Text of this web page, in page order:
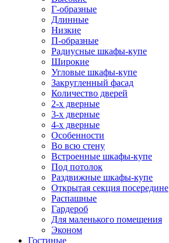
Г-образные
Длинные
Низкие
П-образные
Радиусные шкафы-купе
Широкие
Угловые шкафы-купе
Закругленный фасад
Количество дверей
2-х дверные
3-х дверные
4-х дверные
Особенности
Во всю стену
Встроенные шкафы-купе
Под потолок
Раздвижные шкафы-купе
Открытая секция посередине
Распашные
Гардероб
Для маленького помещения
Эконом
Гостиные